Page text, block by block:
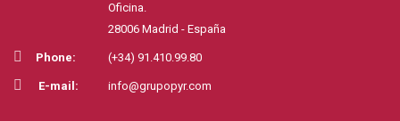
Oficina.
28006 Madrid - España
Phone: (+34) 91.410.99.80
E-mail: info@grupopyr.com